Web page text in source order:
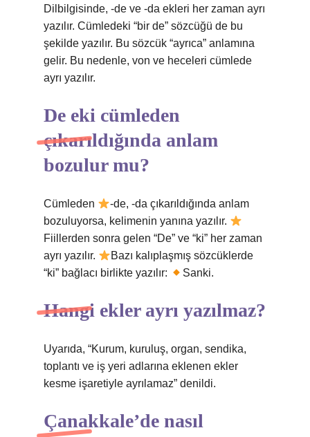
Dilbilgisinde, -de ve -da ekleri her zaman ayrı
yazılır. Cümledeki “bir de” sözcüğü de bu
şekilde yazılır. Bu sözcük “ayrıca” anlamına
gelir. Bu nedenle, von ve heceleri cümlede
ayrı yazılır.
De eki cümleden
çıkarıldığında anlam
bozulur mu?
Cümleden
-de, -da çıkarıldığında anlam
bozuluyorsa, kelimenin yanına yazılır.
Fiillerden sonra gelen “De” ve “ki” her zaman
ayrı yazılır.
Bazı kalıplaşmış sözcüklerde
“ki” bağlacı birlikte yazılır:
Sanki.
Hangi ekler ayrı yazılmaz?
Uyarıda, “Kurum, kuruluş, organ, sendika,
toplantı ve iş yeri adlarına eklenen ekler
kesme işaretiyle ayrılamaz” denildi.
Çanakkale’de nasıl